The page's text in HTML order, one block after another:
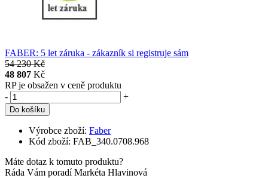
FABER: 5 let záruka - zákazník si registruje sám
54 230 Kč
48 807 Kč
RPje obsažen v ceně produktu
-
+
Výrobce zboží: Faber
Kód zboží: FAB_340.0708.968
Máte dotaz k tomuto produktu?
Ráda Vám poradí Markéta Hlavinová